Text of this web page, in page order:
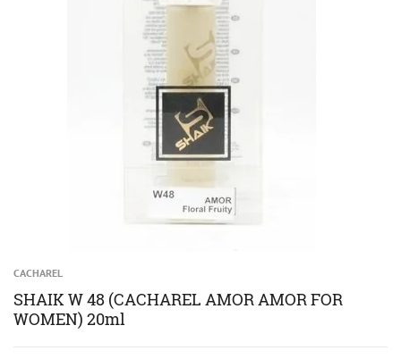
CACHAREL
SHAIK W 48 (CACHAREL AMOR AMOR FOR
WOMEN) 20ml